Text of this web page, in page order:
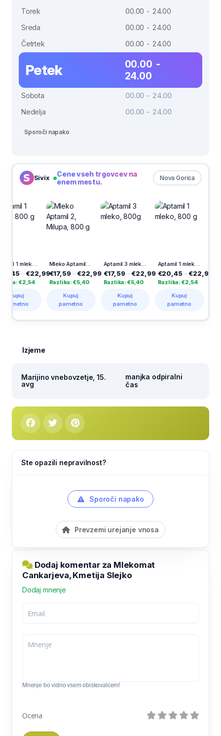
Torek
00.00 - 24.00
Sreda
00.00 - 24.00
Četrtek
00.00 - 24.00
Petek
00.00 -
24.00
Sobota
00.00 - 24.00
Nedelja
00.00 - 24.00
Sporoči napako
Sivix Nova Gorica
Cene vseh trgovcev na
enem mestu.
Aptamil 1 mleko, 800 g
– €22,99
€2,54
Kupuj
Mleko Aptamil 2, Milupa, 800 g
€17,59 – €22,99
Razlika: €5,40
Kupuj
pametno
Aptamil 3 mleko, 800g
€17,59 – €22,99
Razlika: €5,40
Kupuj
pametno
Aptamil 1 mleko, 800 g
€20,45 – €22,99
Razlika: €2,54
Kupuj
pametno
Izjeme
Marijino vnebovzetje, 15.
avg
manjka odpiralni
čas
Ste opazili nepravilnost?
Sporoči napako
Prevzemi urejanje vnosa
Dodaj komentar za Mlekomat
Cankarjeva, Kmetija Slejko
Dodaj mnenje
Mnenje bo vidno vsem obiskovalcem!
Ocena